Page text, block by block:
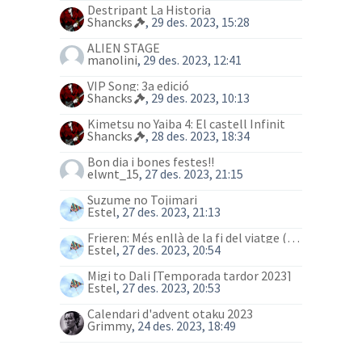
Destripant La Historia
Shancks
, 29 des. 2023, 15:28
ALIEN STAGE
manolini, 29 des. 2023, 12:41
VIP Song: 3a edició
Shancks
, 29 des. 2023, 10:13
Kimetsu no Yaiba 4: El castell Infinit
Shancks
, 28 des. 2023, 18:34
Bon dia i bones festes!!
elwnt_15, 27 des. 2023, 21:15
Suzume no Tojimari
Estel, 27 des. 2023, 21:13
Frieren: Més enllà de la fi del viatge (anime)
Estel, 27 des. 2023, 20:54
Migi to Dali [Temporada tardor 2023]
Estel, 27 des. 2023, 20:53
Calendari d'advent otaku 2023
Grimmy, 24 des. 2023, 18:49